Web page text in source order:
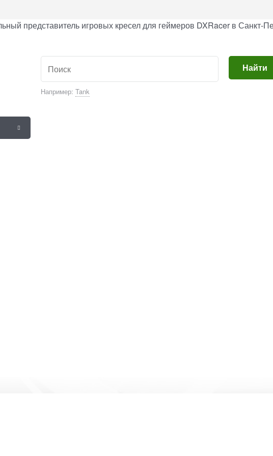
представитель игровых кресел для геймеров DXRacer в Санкт-
Например: Tank
Найти